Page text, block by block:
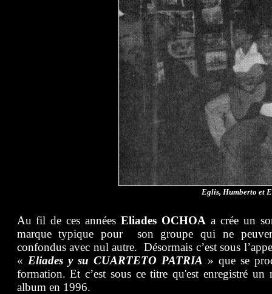
Eglis, Humberto et
Au fil de ces annéesEliades OCHOA a crée un
marque typique pour son groupe qui ne
confondus avec nul autre. Désormais c’est sous
« Eliades y su CUARTETO PATRIA » que se
formation. Et c’est sous ce titre qu'est enregistré un
album en 1996.